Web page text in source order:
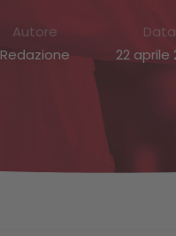
Autore
Redazione
Data
22 aprile